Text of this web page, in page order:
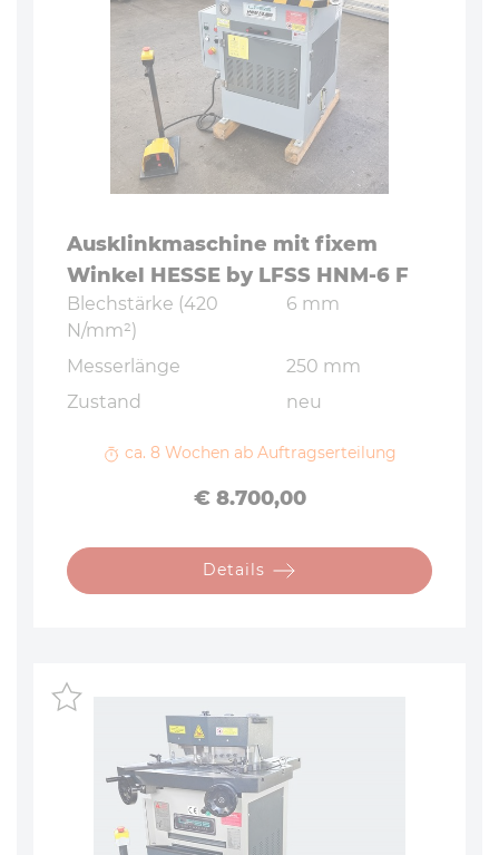
Aus­klink­ma­schi­ne mit fixem
Winkel HESSE by LFSS HNM-6 F
Blech­stär­ke (420
N/mm²)
6 mm
Mes­ser­län­ge
250 mm
Zustand
neu
ca. 8 Wochen ab Auftragserteilung
Preis
€ 8.700,00
Details